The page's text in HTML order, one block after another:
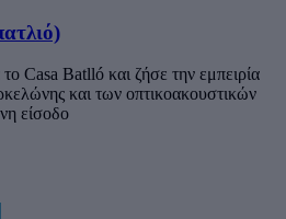
Casa Batlló και ζήσε την εμπειρία
και των οπτικοακουστικών
είσοδο